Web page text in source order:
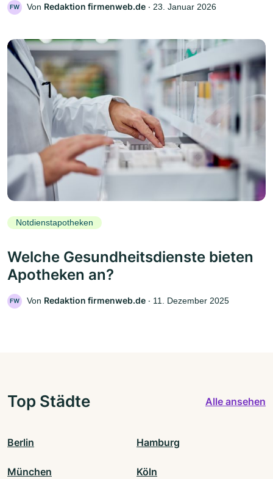
FW Von Redaktion firmenweb.de ‧ 23. Januar 2026
Notdienstapotheken
Welche Gesundheitsdienste bieten
Apotheken an?
FW Von Redaktion firmenweb.de ‧ 11. Dezember 2025
Top Städte Alle ansehen
Berlin Hamburg
München Köln